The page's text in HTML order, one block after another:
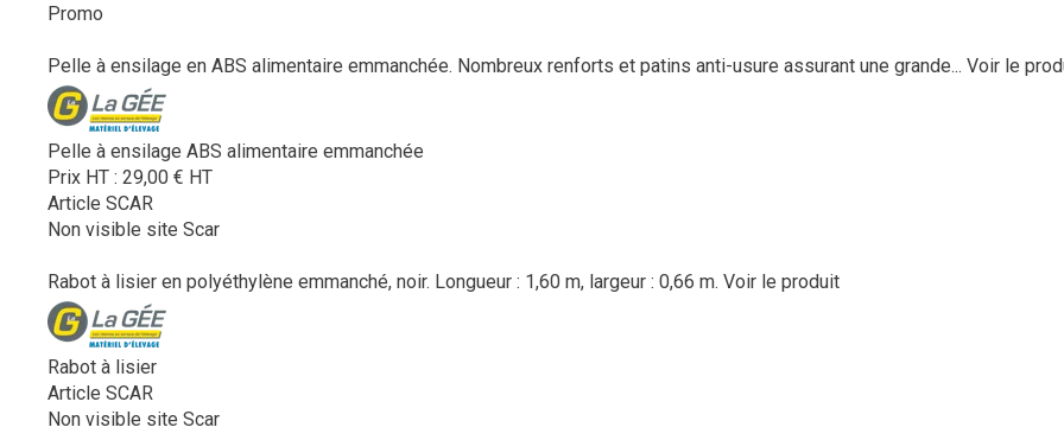
Promo
Pelle à ensilage en ABS alimentaire emmanchée. Nombreux renforts et patins anti-usure assurant une grande... Voir le
Pelle à ensilage ABS alimentaire emmanchée
Prix HT : 29,00 € HT
Article SCAR
Non visible site Scar
Rabot à lisier en polyéthylène emmanché, noir. Longueur : 1,60 m, largeur : 0,66 m. Voir le produit
Rabot à lisier
Article SCAR
Non visible site Scar